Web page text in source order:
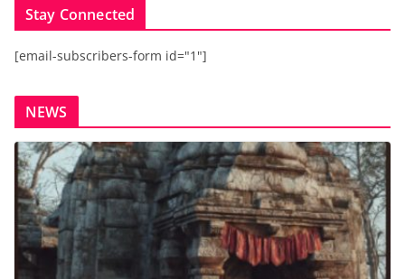
Stay Connected
[email-subscribers-form id="1"]
NEWS